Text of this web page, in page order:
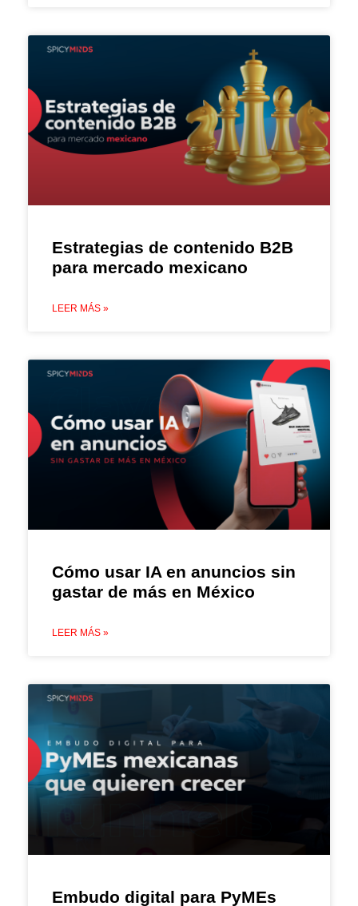
Estrategias de contenido B2B
para mercado mexicano
LEER MÁS »
Cómo usar IA en anuncios sin
gastar de más en México
LEER MÁS »
Embudo digital para PyMEs